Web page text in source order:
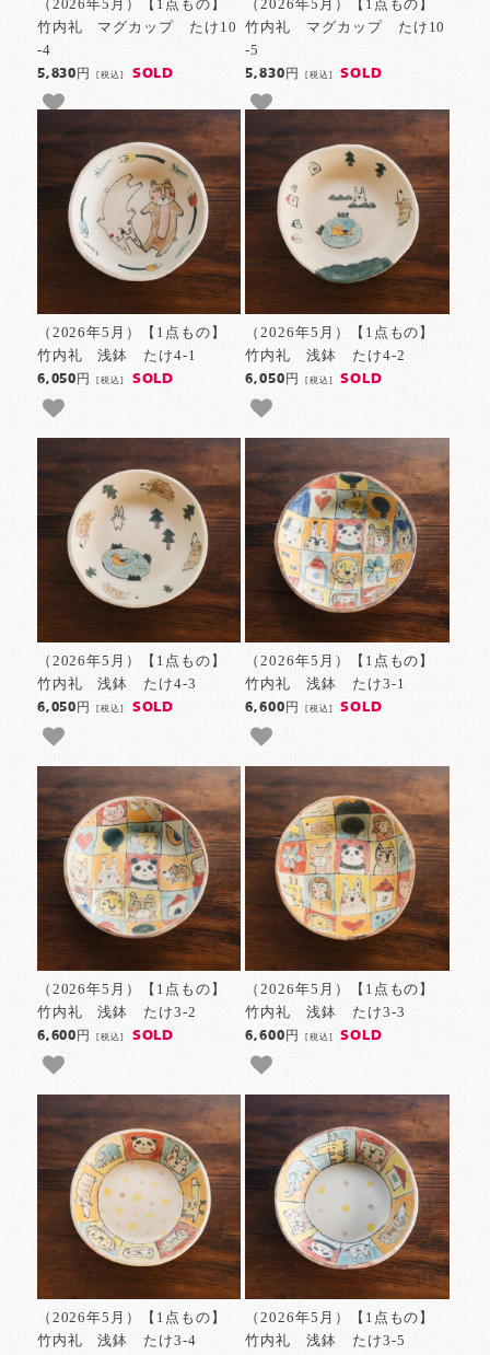
（2026年5月）【1点もの】
竹内礼 マグカップ たけ10
-4
5,830円[税込] SOLD
（2026年5月）【1点もの】
竹内礼 マグカップ たけ10
-5
5,830円 [税込] SOLD
（2026年5月）【1点もの】
竹内礼 浅鉢 たけ4-1
6,050円[税込] SOLD
（2026年5月）【1点もの】
竹内礼 浅鉢 たけ4-2
6,050円 [税込] SOLD
（2026年5月）【1点もの】
竹内礼 浅鉢 たけ4-3
6,050円[税込] SOLD
（2026年5月）【1点もの】
竹内礼 浅鉢 たけ3-1
6,600円 [税込] SOLD
（2026年5月）【1点もの】
竹内礼 浅鉢 たけ3-2
6,600円[税込] SOLD
（2026年5月）【1点もの】
竹内礼 浅鉢 たけ3-3
6,600円 [税込] SOLD
（2026年5月）【1点もの】
竹内礼 浅鉢 たけ3-4
（2026年5月）【1点もの】
竹内礼 浅鉢 たけ3-5